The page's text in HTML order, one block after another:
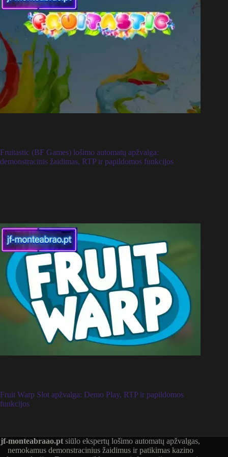
Fruitastic (BF Games) lošimo automatų apžvalga:
demonstracinis žaidimas, RTP ir papildomos funkcijos
Fruit Warp Slot apžvalga: Demo Play, RTP ir papildomos
funkcijos
jf-monteabraao.pt siūlo ekspertų lošimo automatų apžvalgas,
nemokamus demonstracinius žaidimus ir patikimas kazino